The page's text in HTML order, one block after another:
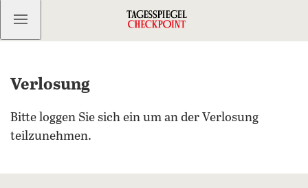
Kostenlos anmelden
Verlosung
Bitte loggen Sie sich ein um an der Verlosung
teilzunehmen.